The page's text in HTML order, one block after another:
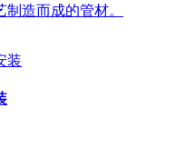
造而成的管材。